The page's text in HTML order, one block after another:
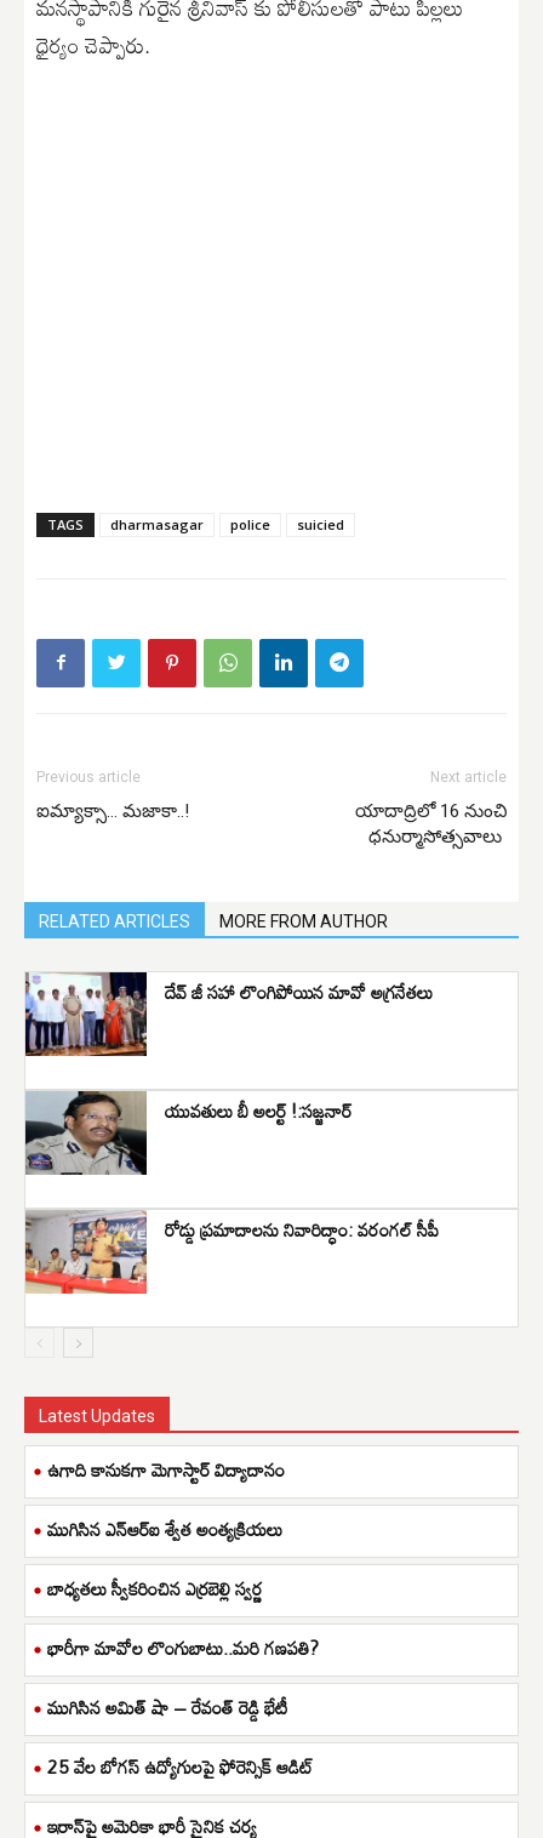
ధైర్యం చెప్పారు.
TAGS dharmasagar police suicied
Previous article
ఐమ్యాక్సా… మజాకా..!
Next article
యాదాద్రిలో 16 నుంచి
ధనుర్మాసోత్సవాలు
RELATED ARTICLES MORE FROM AUTHOR
దేవ్ జీ సహా లొంగిపోయిన మావో అగ్రనేతలు
యువతులు బీ అలర్ట్ !:సజ్జనార్
రోడ్డు ప్రమాదాలను నివారిద్ధాం: వరంగల్ సీపీ
Latest Updates
ఉగాది కానుకగా మెగాస్టార్ విద్యాదానం
ముగిసిన ఎన్ఆర్ఐ శ్వేత అంత్యక్రియలు
బాధ్యతలు స్వీకరించిన ఎర్రబెల్లి స్వర్ణ
భారీగా మావోల లొంగుబాటు..మరి గణపతి?
ముగిసిన అమిత్ షా – రేవంత్ రెడ్డి భేటీ
25 వేల బోగస్ ఉద్యోగులపై ఫోరెన్సిక్ ఆడిట్
ఇరాన్‌పై అమెరికా భారీ సైనిక చర్య